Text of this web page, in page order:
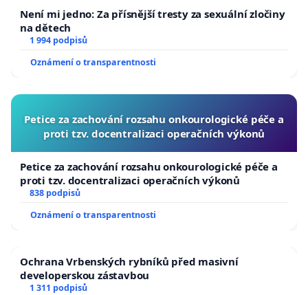
Není mi jedno: Za přísnější tresty za sexuální zločiny
na dětech
1 994 podpisů
Oznámení o transparentnosti
Petice za zachování rozsahu onkourologické péče a
proti tzv. docentralizaci operačních výkonů
Petice za zachování rozsahu onkourologické péče a
proti tzv. docentralizaci operačních výkonů
838 podpisů
Oznámení o transparentnosti
Ochrana Vrbenských rybníků před masivní
developerskou zástavbou
1 311 podpisů